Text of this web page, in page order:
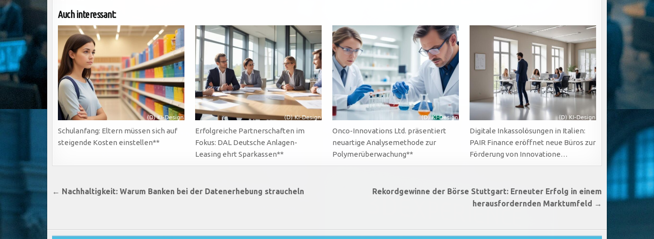
Auch interessant:
Schulanfang: Eltern müssen sich auf
steigende Kosten einstellen**
Erfolgreiche Partnerschaften im
Fokus: DAL Deutsche Anlagen-
Leasing ehrt Sparkassen**
Onco-Innovations Ltd. präsentiert
neuartige Analysemethode zur
Polymerüberwachung**
Digitale Inkassolösungen in Italien:
PAIR Finance eröffnet neue Büros zur
Förderung von Innovatione…
Beitragsnavigation
Rekordgewinne der Börse Stuttgart: Erneuter Erfolg in einem
herausfordernden Marktumfeld →
← Nachhaltigkeit: Warum Banken bei der Datenerhebung straucheln